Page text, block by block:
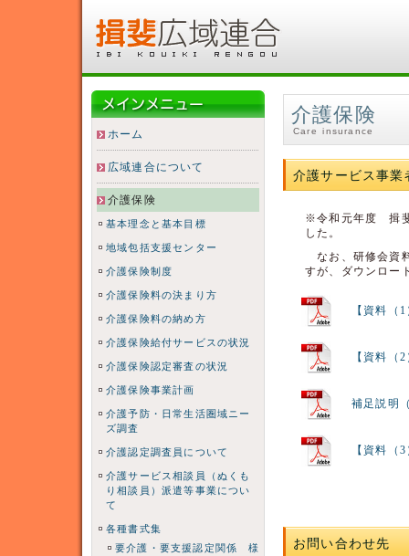
ホーム
広域連合について
介護保険
基本理念と基本目標
地域包括支援センター
介護保険制度
介護保険料の決まり方
介護保険料の納め方
介護保険給付サービスの状況
介護保険認定審査の状況
介護保険事業計画
介護予防・日常生活圏域ニー
ズ調査
介護認定調査員について
介護サービス相談員（ぬくも
り相談員）派遣等事業につい
て
各種書式集
要介護・要支援認定関係 様
介護保険
Care insurance
介護サービス事
※令和元年度 揖斐
した。
なお、研修会資
すが、ダウンロー
【資料（
【資料（
補足説明
【資料（
お問い合わせ先